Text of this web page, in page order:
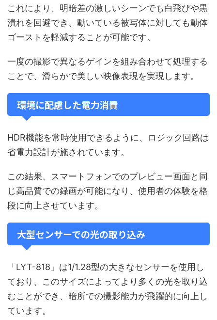
これにより、明暗差の激しいシーンでも白飛びや黒
潰れを回避でき、動いている被写体に対しても動体
ゴーストを軽減することが可能です。
一度の撮影で異なるゲインを組み合わせて処理する
ことで、滑らかで美しい映像表現を実現します。
環境に配慮した電力消費
HDR機能を常時使用できるように、ロジック回路は
省電力設計が施されています。
この結果、スマートフォンでのプレビュー画面と同
じ高品質での録画が可能になり、使用者の体験を格
段に向上させています。
大型センサーでの光の取り込み
「LYT-818」は1/1.28型の大きなセンサーを使用し
ており、このサイズによってより多くの光を取り込
むことができ、暗所での撮影能力が飛躍的に向上し
ています。